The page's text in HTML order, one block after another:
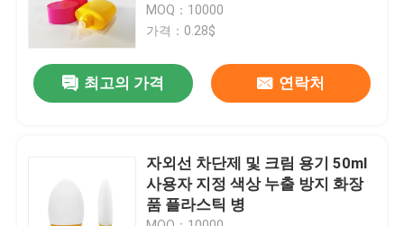
연락주세요
뉴스
소형 방아쇠 스프레이어
MOQ：10000
가격：0.28$
최고의 가격 연락처
자외선 차단제 및 크림 용기 50ml
사용자 지정 색상 누출 방지 화장
품 플라스틱 병